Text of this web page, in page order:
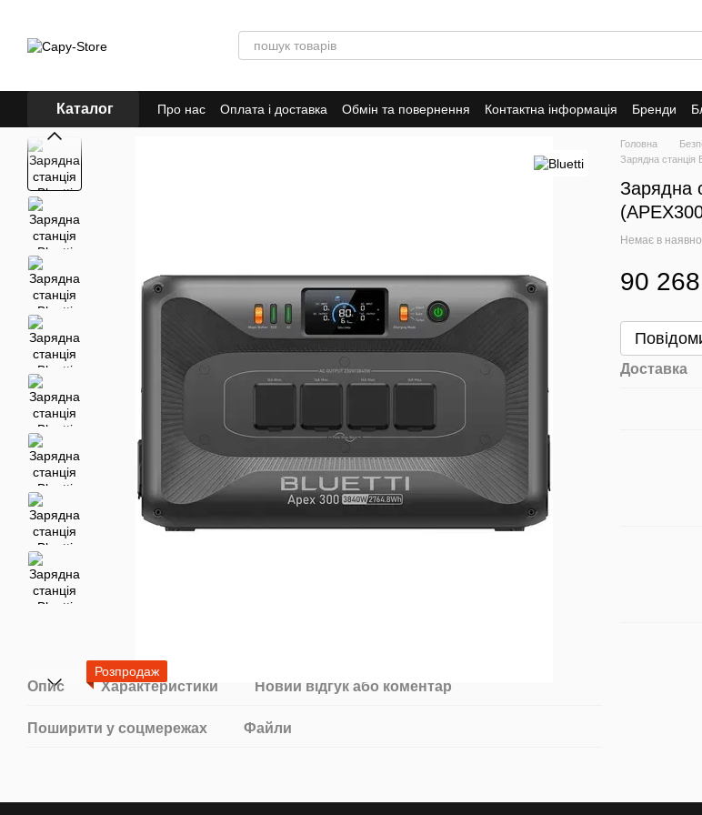
Каталог Про нас Оплата і доставка Обмін та повернення Контактна інформація Бренди
Відгуки про магазин
Розпродаж
Опис Характеристики Новий відгук або коментар
Поширити у соцмережах Файли
Головна
Зарядна станція
Зарядна
Немає в
90
Доставка